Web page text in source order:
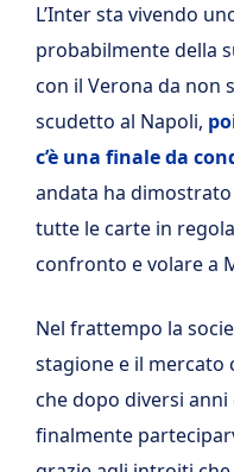
L’Inter sta vivendo
probabilmente della
con il Verona da non
scudetto al Napoli,
c’è una finale da
andata ha
tutte le carte in
confronto e volare a
Nel frattempo la
stagione e il mercato
che dopo diversi
finalmente